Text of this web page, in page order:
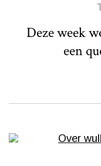
Deze week
een